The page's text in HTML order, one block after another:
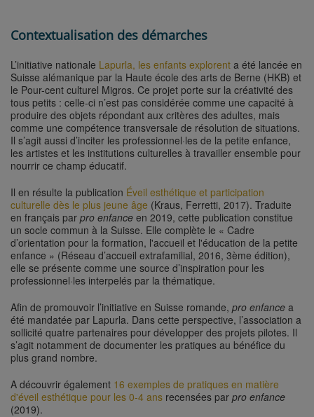
Contextualisation des démarches
L’initiative nationale Lapurla, les enfants explorent a été lancée en
Suisse alémanique par la Haute école des arts de Berne (HKB) et
le Pour-cent culturel Migros. Ce projet porte sur la créativité des
tous petits : celle-ci n’est pas considérée comme une capacité à
produire des objets répondant aux critères des adultes, mais
comme une compétence transversale de résolution de situations.
Il s’agit aussi d’inciter les professionnel·les de la petite enfance,
les artistes et les institutions culturelles à travailler ensemble pour
nourrir ce champ éducatif.
Il en résulte la publication Éveil esthétique et participation
culturelle dès le plus jeune âge (Kraus, Ferretti, 2017). Traduite
en français par pro enfance en 2019, cette publication constitue
un socle commun à la Suisse. Elle complète le « Cadre
d’orientation pour la formation, l'accueil et l'éducation de la petite
enfance » (Réseau d’accueil extrafamilial, 2016, 3ème édition),
elle se présente comme une source d’inspiration pour les
professionnel·les interpelés par la thématique.
Afin de promouvoir l’initiative en Suisse romande, pro enfance a
été mandatée par Lapurla. Dans cette perspective, l’association a
sollicité quatre partenaires pour développer des projets pilotes. Il
s’agit notamment de documenter les pratiques au bénéfice du
plus grand nombre.
A découvrir également 16 exemples de pratiques en matière
d'éveil esthétique pour les 0-4 ans recensées par pro enfance
(2019).